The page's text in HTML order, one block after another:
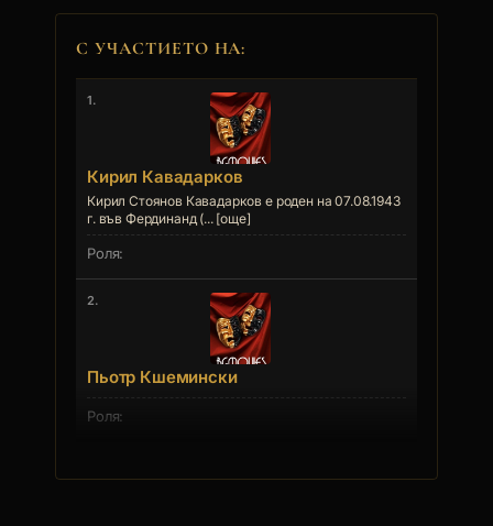
С УЧАСТИЕТО НА:
1.
Кирил Кавадарков
Кирил Стоянов Кавадарков е роден на 07.08.1943
г. във Фердинанд (... [още]
2.
Пьотр Кшемински